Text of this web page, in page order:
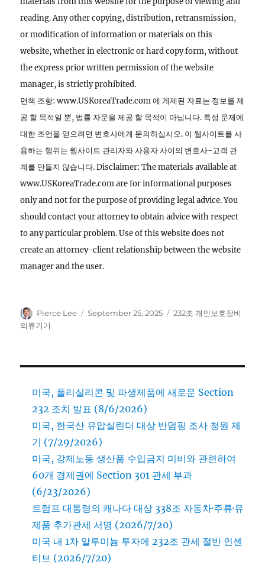
reading. Any other copying, distribution, retransmission,
or modification of information or materials on this
website, whether in electronic or hard copy form, without
the express prior written permission of the website
manager, is strictly prohibited.
면책 조항: www.USKoreaTrade.com 에 게제된 자료는 정보를 제
공 할 목적일 뿐, 법률 자문을 제공 할 목적이 아닙니다. 특정 문제에
대한 조언을 얻으려면 변호사에게 문의하십시오. 이 웹사이트를 사
용하는 행위는 웹사이트 관리자와 사용자 사이의 변호사-고객 관
계를 만들지 않습니다. Disclaimer: The materials available at
www.USKoreaTrade.com are for informational purposes
only and not for the purpose of providing legal advice. You
should contact your attorney to obtain advice with respect
to any particular problem. Use of this website does not
create an attorney-client relationship between the website
manager and the user.
Author
Pierce Lee
Posted
September 25, 2025 Categories
232조 개인보호장비
의류기기
미국, 폴리실리콘 및 파생제품에 새로운 Section
232 조치 발표 (8/6/2026)
미국, 한국산 유압실린더 대상 반덤핑 조사 청원 제
기 (7/29/2026)
미국, 강제노동 생산품 수입금지 미비와 관련하여
60개 경제권에 Section 301 관세 부과
(6/23/2026)
트럼프 대통령의 캐나다 대상 338조 자동차·주류·유
제품 추가관세 서명 (2026/7/20)
미국 내 1차 알루미늄 투자에 232조 관세 절반 인센
티브 (2026/7/20)